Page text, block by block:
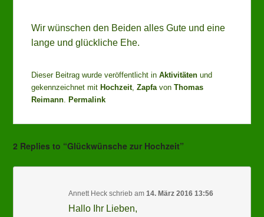
Wir wünschen den Beiden alles Gute und eine
lange und glückliche Ehe.
Dieser Beitrag wurde veröffentlicht inAktivitäten und
gekennzeichnet mitHochzeit,Zapfa vonThomas
Reimann .Permalink
2 Replies to “Glückwünsche zur Hochzeit”
Annett Heck schrieb am 14. März 2016 13:56
Hallo Ihr Lieben,